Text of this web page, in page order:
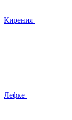
Кирения
Лефке